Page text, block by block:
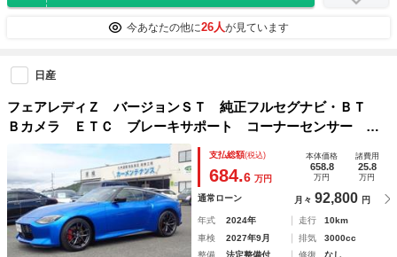
今あなたの他に26人が見ています
日産
フェアレディＺ バージョンＳＴ 純正フルセグナビ・ＢＴ
Ｂカメラ ＥＴＣ ブレーキサポート コーナーセンサー シ
ートヒーター ＬＥＤオートヘッドライト １９ＡＷ アダプ
ティブクルーズ 保証書 取説
支払総額(税込)
684.6 万円
本体価格
658.8
万円
諸費用
25.8
万円
通常ローン 月々 92,800 円
年式 2024年 走行
10km
車検
2027年9月 排気
3000cc